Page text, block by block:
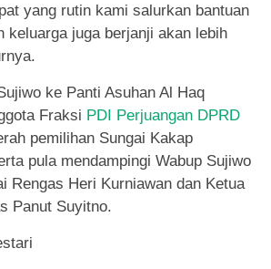
yang rutin kami salurkan bantuan
keluarga juga berjanji akan lebih
ke Panti Asuhan Al Haq
Fraksi PDI Perjuangan DPRD
pemilihan Sungai Kakap
pula mendampingi Wabup Sujiwo
Rengas Heri Kurniawan dan Ketua
Panut Suyitno.